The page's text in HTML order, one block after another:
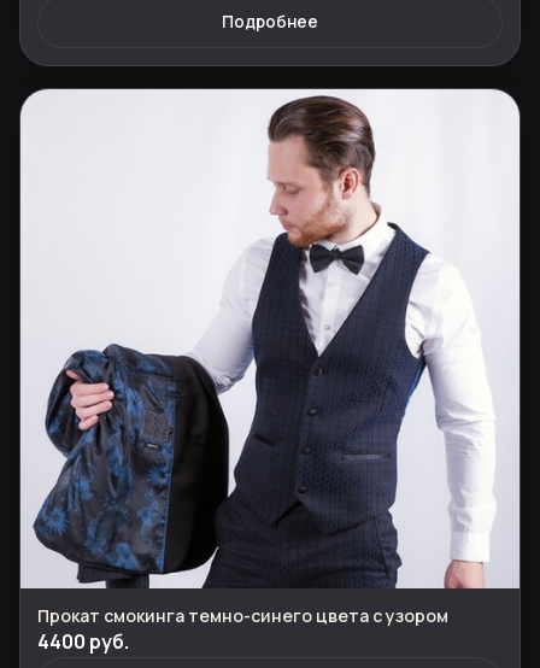
Подробнее
Прокат смокинга темно-синего цвета с узором
4400 руб.